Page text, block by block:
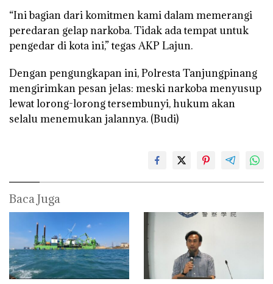
“Ini bagian dari komitmen kami dalam memerangi
peredaran gelap narkoba. Tidak ada tempat untuk
pengedar di kota ini,” tegas AKP Lajun.
Dengan pengungkapan ini, Polresta Tanjungpinang
mengirimkan pesan jelas: meski narkoba menyusup
lewat lorong-lorong tersembunyi, hukum akan
selalu menemukan jalannya. (Budi)
Baca Juga